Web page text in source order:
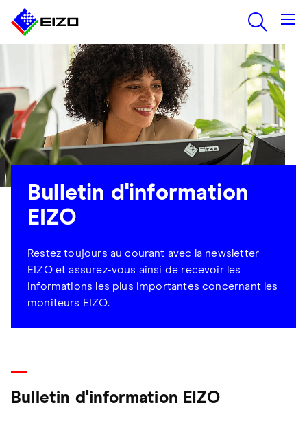
Bulletin d'information
EIZO
Restez toujours au courant avec la newsletter
EIZO et assurez-vous ainsi de recevoir les
informations les plus importantes concernant les
moniteurs EIZO.
Bulletin d'information EIZO